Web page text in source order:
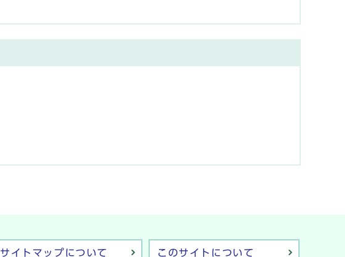
サイトマップについて このサイトについて